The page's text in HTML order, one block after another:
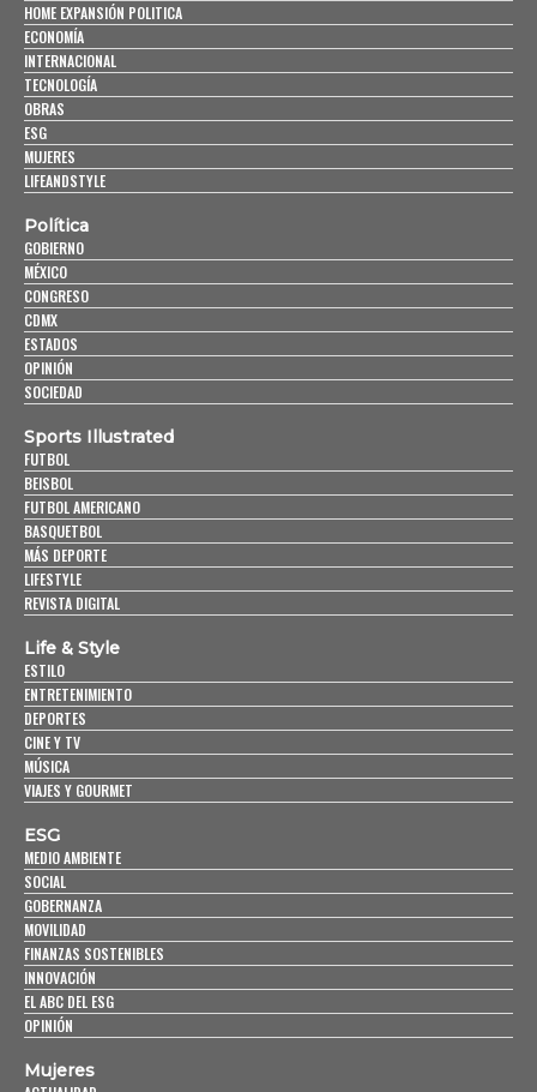
HOME EXPANSIÓN POLITICA
ECONOMÍA
INTERNACIONAL
TECNOLOGÍA
OBRAS
ESG
MUJERES
LIFEANDSTYLE
Política
GOBIERNO
MÉXICO
CONGRESO
CDMX
ESTADOS
OPINIÓN
SOCIEDAD
Sports Illustrated
FUTBOL
BEISBOL
FUTBOL AMERICANO
BASQUETBOL
MÁS DEPORTE
LIFESTYLE
REVISTA DIGITAL
Life & Style
ESTILO
ENTRETENIMIENTO
DEPORTES
CINE Y TV
MÚSICA
VIAJES Y GOURMET
ESG
MEDIO AMBIENTE
SOCIAL
GOBERNANZA
MOVILIDAD
FINANZAS SOSTENIBLES
INNOVACIÓN
EL ABC DEL ESG
OPINIÓN
Mujeres